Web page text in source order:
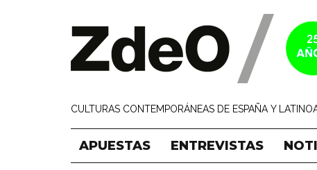
CULTURAS CONTEMPORÁNEAS DE ESPAÑA Y
APUESTAS ENTREVISTAS